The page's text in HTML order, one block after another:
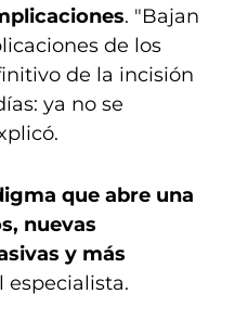
. "Bajan
de los
de la incisión
ya no se
que abre una
nuevas
y más
especialista.